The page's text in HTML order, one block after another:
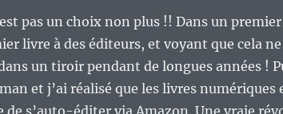
pas un choix non plus !! Dans un
livre à des éditeurs, et voyant que cela
un tiroir pendant de longues années !
et j’ai réalisé que les livres numériques